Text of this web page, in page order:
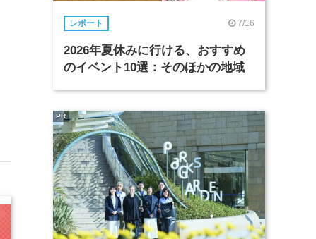
レポート 7/16
2026年夏休みに行ける、おすすめ
のイベント10選：そのほかの地域
PR